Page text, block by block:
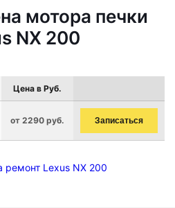
мотора печки
NX 200
Цена в Руб.
от 2290 руб. Записаться
ремонт Lexus NX 200